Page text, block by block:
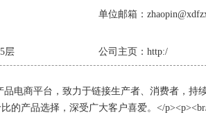
单位邮箱：
层 公司主页：http:/
电商平台，致力于链接生产者、消费者，
的产品选择，深受广大客户喜爱。</